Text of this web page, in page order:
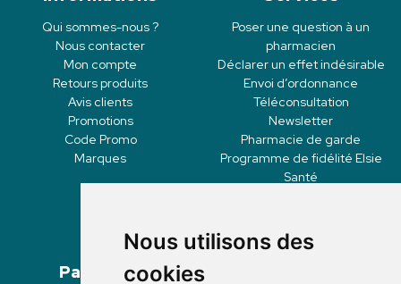
Nous utilisons des
cookies
Qui sommes-nous ?
Nous contacter
Mon compte
Retours produits
Avis clients
Promotions
Code Promo
Marques
Poser une question à un
pharmacien
Déclarer un effet indésirable
Envoi d’ordonnance
Téléconsultation
Newsletter
Pharmacie de garde
Programme de fidélité Elsie
Santé
Paiement